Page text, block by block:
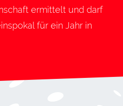
ermittelt und darf
für ein Jahr in